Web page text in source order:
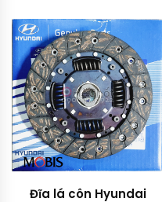
Đĩa lá côn Hyundai